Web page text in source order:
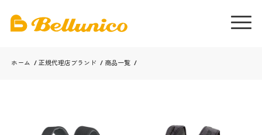
ホーム / 正規代理店ブランド / 商品一覧 /